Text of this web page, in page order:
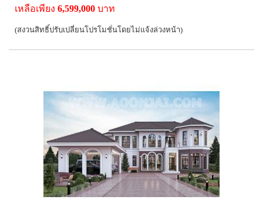
เหลือเพียง 6,599,000 บาท
(สงวนสิทธิ์ปรับเปลี่ยนโปรโมชั่นโดยไม่แจ้งล่วงหน้า)